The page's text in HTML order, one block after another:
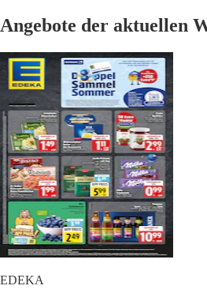
Angebote der aktuellen
EDEKA